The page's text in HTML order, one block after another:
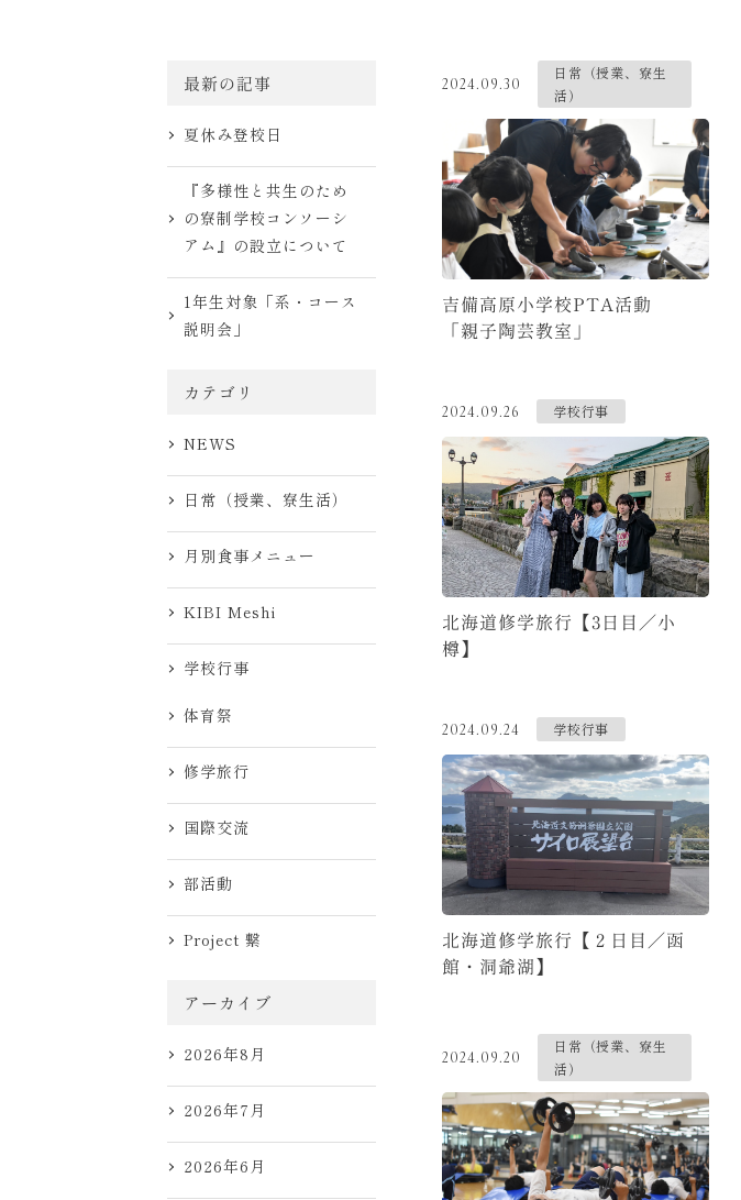
最新の記事
夏休み登校日
『多様性と共生のため
の寮制学校コンソーシ
アム』の設立について
1年生対象「系・コース
説明会」
カテゴリ
NEWS
日常（授業、寮生活）
月別食事メニュー
KIBI Meshi
学校行事
体育祭
修学旅行
国際交流
部活動
Project 繋
アーカイブ
2026年8月
2026年7月
2026年6月
2024.09.30
日常（授業、寮生
活）
吉備高原小学校PTA活動
「親子陶芸教室」
2024.09.26 学校行事
北海道修学旅行【3日目／小
樽】
2024.09.24 学校行事
北海道修学旅行【２日目／函
館・洞爺湖】
2024.09.20
日常（授業、寮生
活）